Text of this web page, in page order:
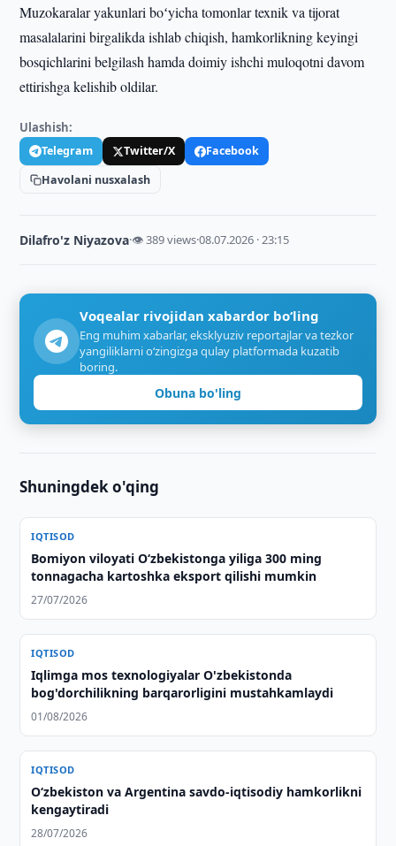
Muzokaralar yakunlari boʻyicha tomonlar texnik va tijorat
masalalarini birgalikda ishlab chiqish, hamkorlikning keyingi
bosqichlarini belgilash hamda doimiy ishchi muloqotni davom
ettirishga kelishib oldilar.
Ulashish:
Telegram Twitter/X
Facebook
Havolani nusxalash
Dilafro'z Niyazova·👁 389 views·08.07.2026 · 23:15
Voqealar rivojidan xabardor bo‘ling
Eng muhim xabarlar, eksklyuziv reportajlar va tezkor
yangiliklarni o‘zingizga qulay platformada kuzatib
boring.
Obuna bo'ling
Shuningdek o'qing
IQTISOD
Bomiyon viloyati O‘zbekistonga yiliga 300 ming
tonnagacha kartoshka eksport qilishi mumkin
27/07/2026
IQTISOD
Iqlimga mos texnologiyalar O'zbekistonda
bog'dorchilikning barqarorligini mustahkamlaydi
01/08/2026
IQTISOD
Oʻzbekiston va Argentina savdo-iqtisodiy hamkorlikni
kengaytiradi
28/07/2026